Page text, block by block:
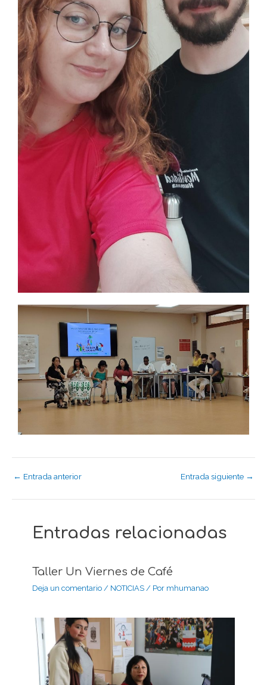
← Entrada anterior Entrada siguiente →
Entradas relacionadas
Taller Un Viernes de Café
Deja un comentario / NOTICIAS / Por mhumanao